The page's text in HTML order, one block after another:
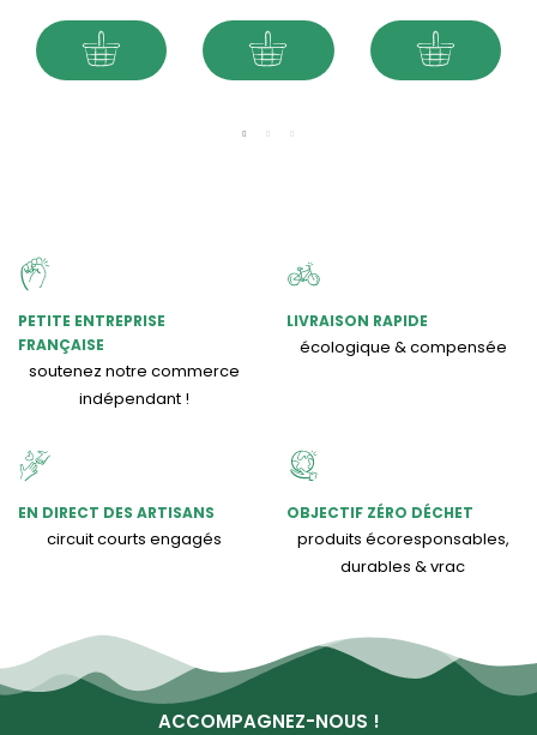
PETITE ENTREPRISE
FRANÇAISE
soutenez notre commerce
indépendant !
LIVRAISON RAPIDE
écologique & compensée
EN DIRECT DES ARTISANS
circuit courts engagés
OBJECTIF ZÉRO DÉCHET
produits écoresponsables,
durables & vrac
ACCOMPAGNEZ-NOUS !